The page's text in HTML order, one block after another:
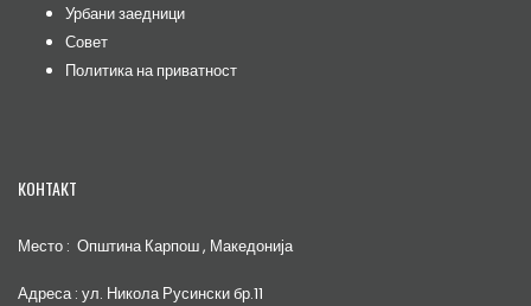
Урбани заедници
Совет
Политика на приватност
КОНТАКТ
Место : Општина Карпош , Македонија
Адреса : ул. Никола Русински бр.11